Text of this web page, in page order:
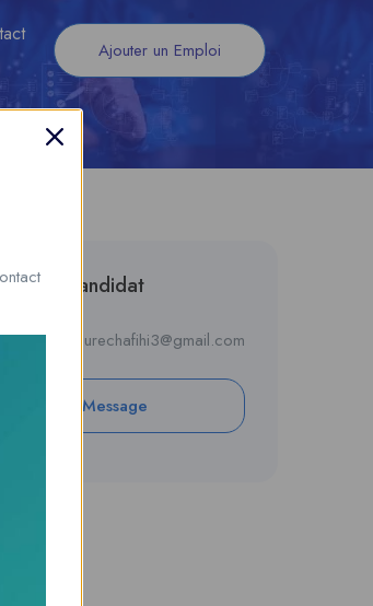
Ajouter un Emploi
du candidat
tourechafihi3@gmail.com
Private Message